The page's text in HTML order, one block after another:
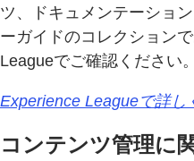
ツ、ドキュメンテーショ
ーガイドのコレクション
Leagueでご確認ください。
Experience Leagueで詳し
コンテンツ管理に